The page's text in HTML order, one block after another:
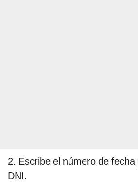
2. Escribe el número de
DNI.